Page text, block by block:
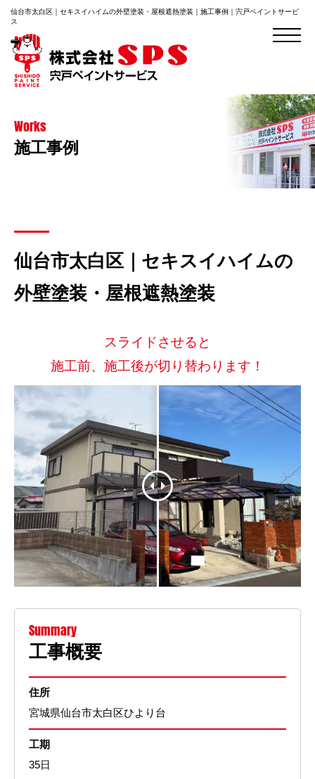
仙台市太白区｜セキスイハイムの外壁塗装・屋根遮熱塗装｜施工事例｜宍戸ペイントサービ
ス
Works
施工事例
仙台市太白区｜セキスイハイムの
外壁塗装・屋根遮熱塗装
スライドさせると
施工前、施工後が切り替わります！
Summary
工事概要
住所
宮城県仙台市太白区ひより台
工期
35日